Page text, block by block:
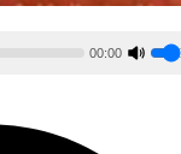
00:00